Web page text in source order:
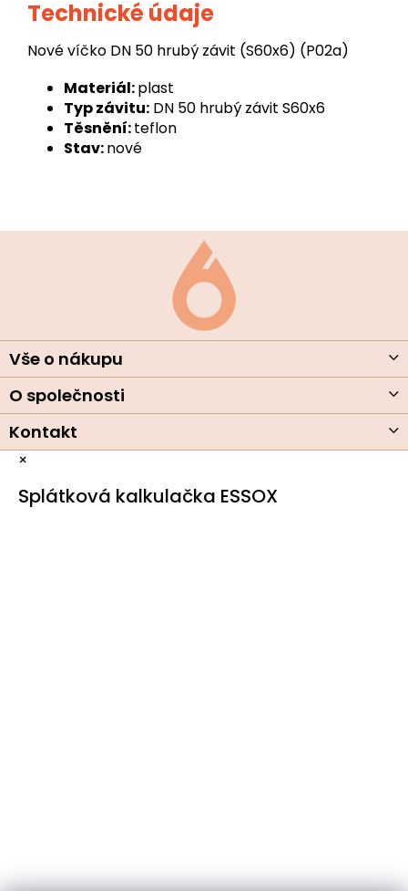
Technické údaje
Nové víčko DN 50 hrubý závit (S60x6) (P02a)
Materiál:plast
Typ závitu: DN 50 hrubý závit S60x6
Těsnění:teflon
Stav:nové
í
Vše o nákupu
O společnosti
Kontakt
×
Splátková kalkulačka ESSOX